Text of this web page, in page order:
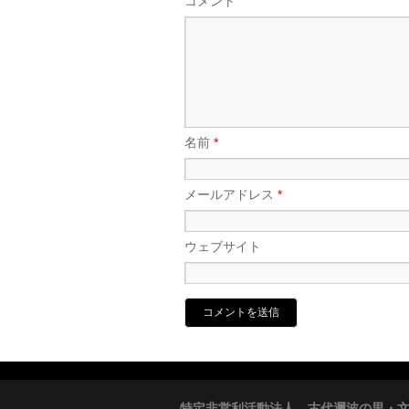
名前 *
メールアドレス *
ウェブサイト